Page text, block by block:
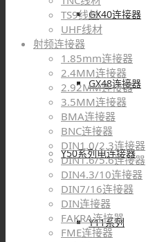
GX40连接器
GX48连接器
Y50系列电连接器
Y11系列
TS9线材
UHF线材
射频连接器
1.85mm连接器
2.4MM连接器
2.92MM连接器
3.5MM连接器
BMA连接器
BNC连接器
DIN1.0/2.3连接器
DIN1.6/5.6连接器
DIN4.3/10连接器
DIN7/16连接器
DIN连接器
FAKRA连接器
FME连接器